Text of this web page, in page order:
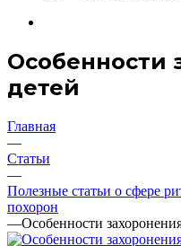
Особенности
детей
Главная
—
Статьи
—
Полезные статьи о сфере
похорон
—Особенности